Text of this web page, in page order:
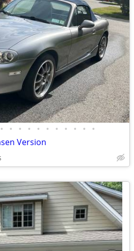
• • • • • • • • • • •
Version